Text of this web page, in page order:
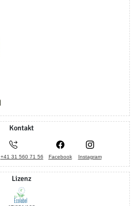
Kontakt
+41 31 560 71 56 Facebook Instagram
Lizenz